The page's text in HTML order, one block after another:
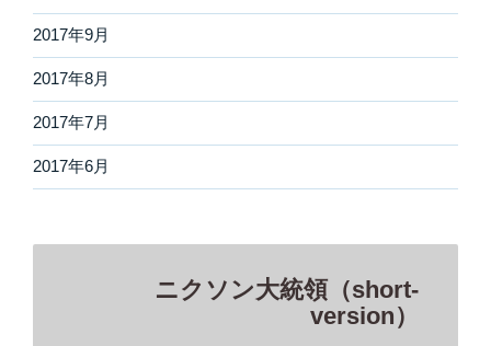
2017年9月
2017年8月
2017年7月
2017年6月
ニクソン大統領（short-
version）